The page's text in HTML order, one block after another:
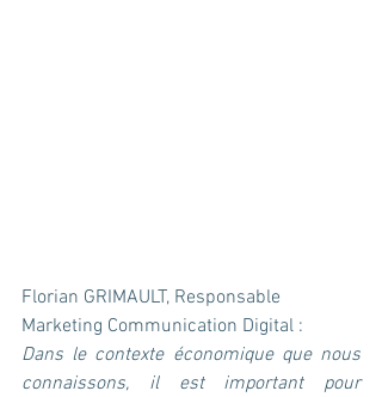
Florian GRIMAULT, Responsable
Marketing Communication Digital :
Dans le contexte économique que nous
connaissons, il est important pour